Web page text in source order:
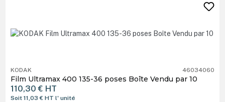
KODAK 46034060
Film Ultramax 400 135-36 poses Boîte Vendu par 10
110,30 € HT
Soit 11,03 €HTl' unité